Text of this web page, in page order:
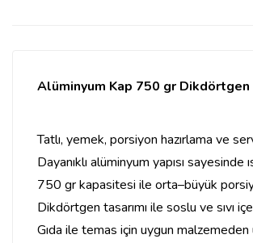
Alüminyum Kap 750 gr
Tatlı, yemek, porsiyon hazırlama ve
Dayanıklı alüminyum yapısı
750 gr kapasitesi ile orta–büyük
Dikdörtgen tasarımı ile soslu ve sıvı
Gıda ile temas için uygun